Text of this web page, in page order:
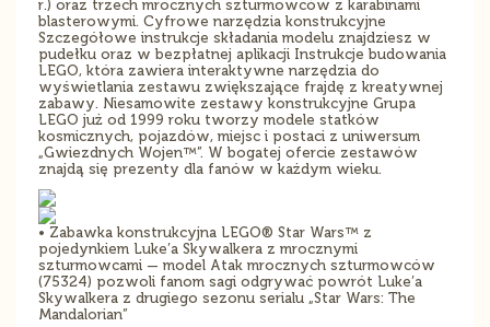
r.) oraz trzech mrocznych szturmowców z karabinami
blasterowymi. Cyfrowe narzędzia konstrukcyjne
Szczegółowe instrukcje składania modelu znajdziesz w
pudełku oraz w bezpłatnej aplikacji Instrukcje budowania
LEGO, która zawiera interaktywne narzędzia do
wyświetlania zestawu zwiększające frajdę z kreatywnej
zabawy. Niesamowite zestawy konstrukcyjne Grupa
LEGO już od 1999 roku tworzy modele statków
kosmicznych, pojazdów, miejsc i postaci z uniwersum
„Gwiezdnych Wojen™”. W bogatej ofercie zestawów
znajdą się prezenty dla fanów w każdym wieku.
• Zabawka konstrukcyjna LEGO® Star Wars™ z
pojedynkiem Luke’a Skywalkera z mrocznymi
szturmowcami — model Atak mrocznych szturmowców
(75324) pozwoli fanom sagi odgrywać powrót Luke’a
Skywalkera z drugiego sezonu serialu „Star Wars: The
Mandalorian”